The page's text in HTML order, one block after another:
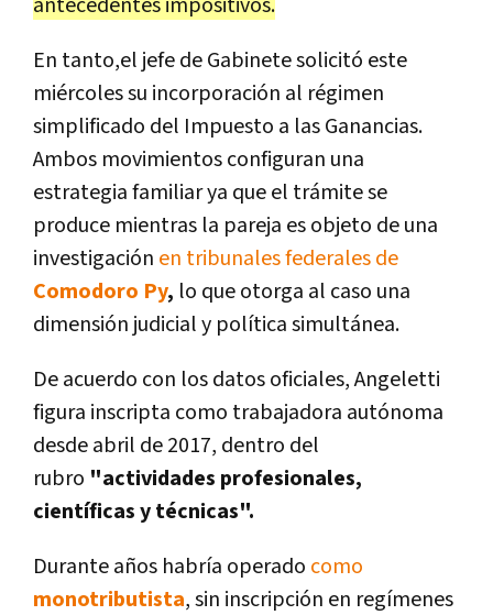
En tanto,el jefe de Gabinete solicitó este
miércoles su incorporación al régimen
simplificado del Impuesto a las Ganancias.
Ambos movimientos configuran una
estrategia familiar ya que el trámite se
produce mientras la pareja es objeto de una
investigación en tribunales federales de
Comodoro Py, lo que otorga al caso una
dimensión judicial y política simultánea.
De acuerdo con los datos oficiales, Angeletti
figura inscripta como trabajadora autónoma
desde abril de 2017, dentro del
rubro "actividades profesionales,
científicas y técnicas".
Durante años habría operado como
monotributista, sin inscripción en regímenes